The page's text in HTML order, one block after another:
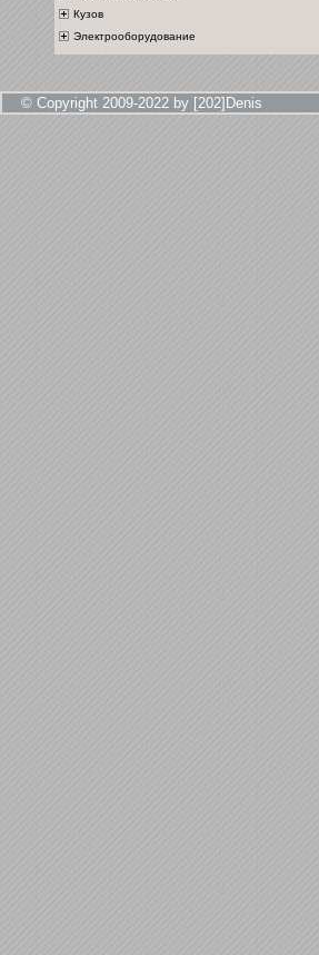
Кузов
Электрооборудование
© Copyright 2009-2022 by [202]Denis